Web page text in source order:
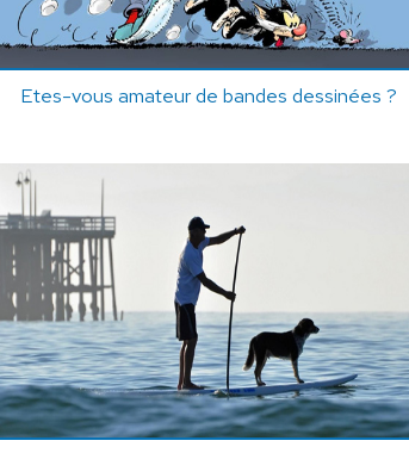
Etes-vous amateur de bandes dessinées ?